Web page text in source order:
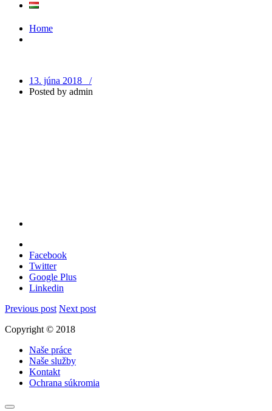
Home
13. júna 2018 /
Posted by admin
Facebook
Twitter
Google Plus
Linkedin
Previous post Next post
Copyright © 2018
Naše práce
Naše služby
Kontakt
Ochrana súkromia